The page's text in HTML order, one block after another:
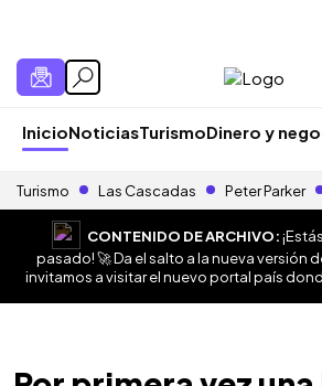
InicioNoticiasTurismoDinero y
Turismo Las Cascadas Peter Parker
CONTENIDO DE ARCHIVO:
pasado! 🚀 Da el salto a la nueva versión
invitamos a visitar el nuevo portal país